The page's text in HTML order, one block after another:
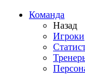
Команда
Назад
Игроки